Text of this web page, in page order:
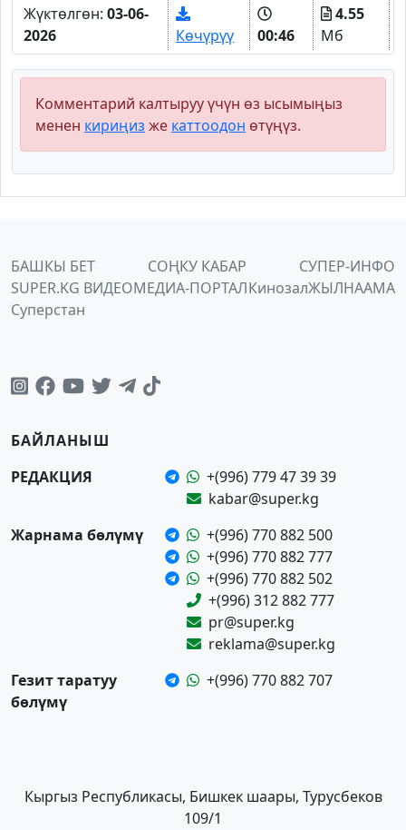
Жүктөлгөн: 03-06-
2026
Көчүрүү 00:46
4.55
Мб
Комментарий калтыруу үчүн өз ысымыңыз
менен кириңиз же каттоодон өтүңүз.
БАШКЫ БЕТ СОҢКУ КАБАР
СУПЕР-ИНФО
SUPER.KG ВИДЕОМЕДИА-ПОРТАЛКинозалЖЫЛНААМА
Суперстан
БАЙЛАНЫШ
РЕДАКЦИЯ
+(996) 779 47 39 39
kabar@super.kg
Жарнама бөлүмү
+(996) 770 882 500
+(996) 770 882 777
+(996) 770 882 502
+(996) 312 882 777
pr@super.kg
reklama@super.kg
Гезит таратуу
бөлүмү
+(996) 770 882 707
Кыргыз Республикасы, Бишкек шаары, Турусбеков
109/1